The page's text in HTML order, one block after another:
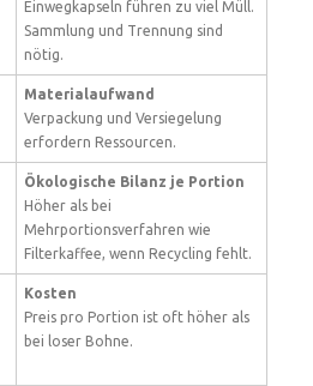
Einwegkapseln führen zu viel Müll.
Sammlung und Trennung sind
nötig.
Materialaufwand
Verpackung und Versiegelung
erfordern Ressourcen.
Ökologische Bilanz je Portion
Höher als bei
Mehrportionsverfahren wie
Filterkaffee, wenn Recycling fehlt.
Kosten
Preis pro Portion ist oft höher als
bei loser Bohne.